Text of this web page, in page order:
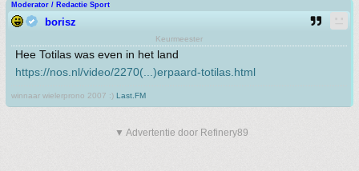
Moderator / Redactie Sport
borisz
Keurmeester
Hee Totilas was even in het land
https://nos.nl/video/2270(...)erpaard-totilas.html
winnaar wielerprono 2007 :) Last.FM
▼ Advertentie door Refinery89